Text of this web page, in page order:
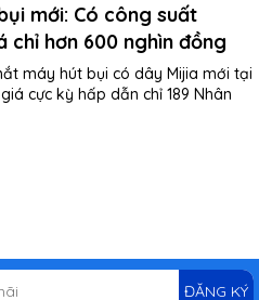
mới: Có công suất
chỉ hơn 600 nghìn đồng
máy hút bụi có dây Mijia mới tại
cực kỳ hấp dẫn chỉ 189 Nhân
ĐĂNG KÝ